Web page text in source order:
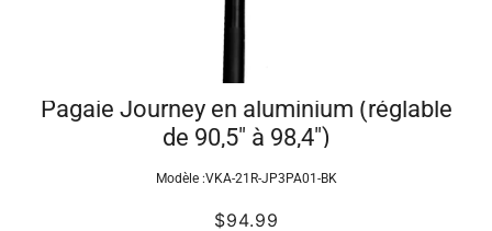
Pagaie Journey en aluminium (réglable
de 90,5" à 98,4")
Modèle :VKA-21R-JP3PA01-BK
$94.99